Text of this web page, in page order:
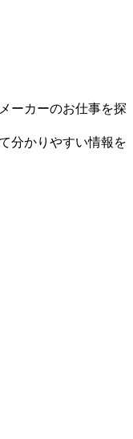
ーカーのお仕事を探
分かりやすい情報を